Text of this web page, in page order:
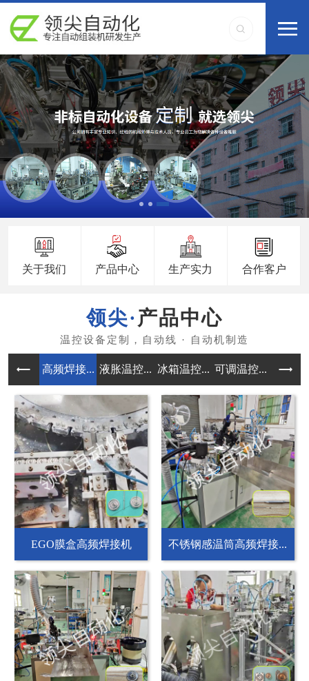
关于我们 产品中心 生产实力 合作客户
产品中心
高频焊接... 液胀温控... 冰箱温控... 可调温控... 自动
EGO膜盒高频焊接机 不锈钢感温筒高频焊接...